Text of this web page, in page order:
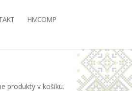
HMCOMP
produkty v košíku.